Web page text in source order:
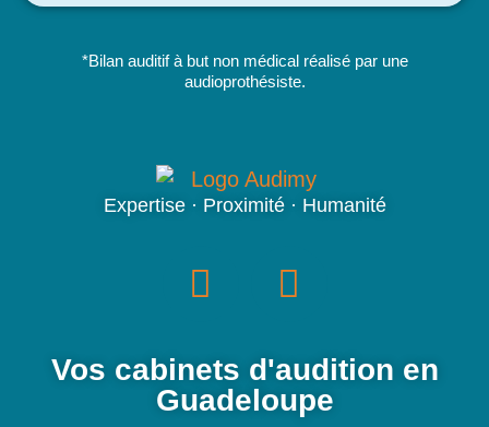
*Bilan auditif à but non médical réalisé par une
audioprothésiste.
Expertise · Proximité · Humanité
Vos cabinets d'audition en
Guadeloupe